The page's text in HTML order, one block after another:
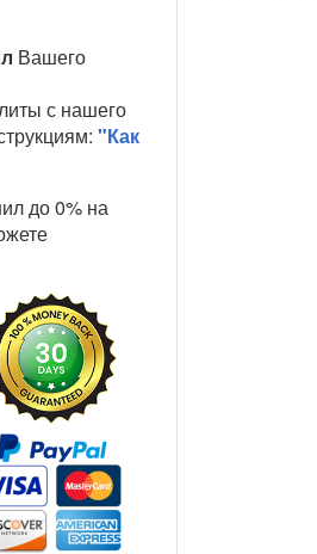
Вашего
с нашего
"Как
до 0% на